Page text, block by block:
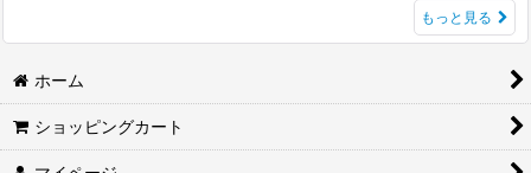
もっと見る
ホーム
ショッピングカート